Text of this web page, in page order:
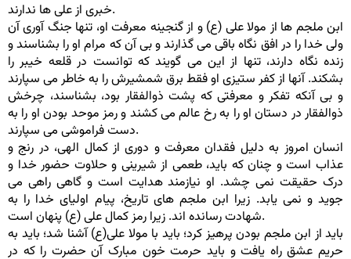
خبری از علی ها ندارند.
ابن ملجم ها از مولا علی (ع) و از گنجینه معرفت او، تنها جنگ آوری آن
ولی خدا را در افق نگاه باقی می گذارند و بی آن که مرام او را بشناسند و
زنده نگاه دارند، تنها از این می گویند که توانست در قلعه خیبر را
بشکند. آنها از کفر ستیزی او فقط برق شمشیرش را به خاطر می سپارند
و بی آنکه تفکر و معرفتی که پشت ذوالفقار بود، بشناسند، چرخش
ذوالفقار در دستان او را به رخ عالم می کشند و رمز موحد بودن او را به
دست فراموشی می سپارند.
انسان امروز به دلیل فقدان معرفت و دوری از کمال الهی، در رنج و
عذاب است و چنان که باید، طعمی از شیرینی و حلاوت حضور خدا و
درک حقیقت نمی چشد. او نیازمند هدایت است و گاهی راهی می
جوید و نمی یابد. زیرا ابن ملجم های تاریخ، پیام اولیای خدا را به
شهادت رسانده اند. زیرا رمز کمال علی (ع) پنهان است.
باید از ابن ملجم بودن پرهیز کرد؛ باید با مولا علی(ع) آشنا شد؛ باید به
حریم عشق راه یافت و باید حرمت خون مبارک آن حضرت را که در